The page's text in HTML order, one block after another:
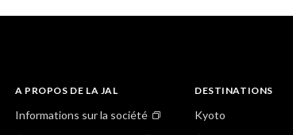
A PROPOS DE LA JAL
Informations sur la société
DESTINATIONS
Kyoto